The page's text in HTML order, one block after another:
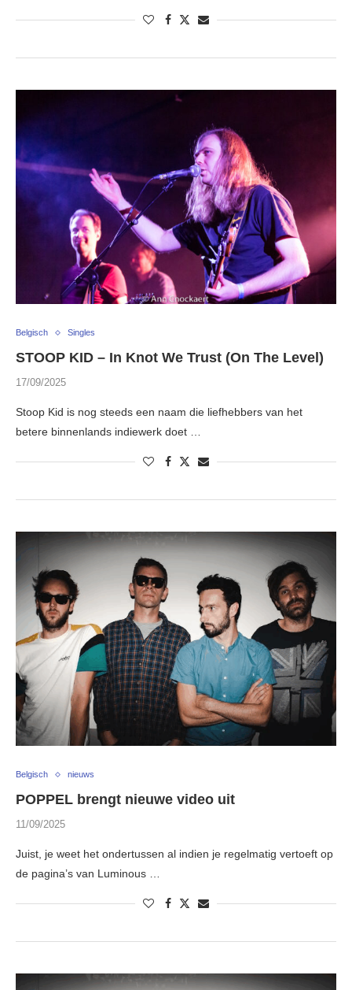
Belgisch Singles
STOOP KID – In Knot We Trust (On The Level)
17/09/2025
Stoop Kid is nog steeds een naam die liefhebbers van het
betere binnenlands indiewerk doet …
Belgisch nieuws
POPPEL brengt nieuwe video uit
11/09/2025
Juist, je weet het ondertussen al indien je regelmatig vertoeft op
de pagina’s van Luminous …